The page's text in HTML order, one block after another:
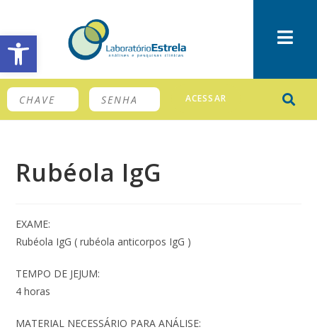
Barra de Ferramentas Aberta
ACESSAR
Rubéola IgG
EXAME:
Rubéola IgG ( rubéola anticorpos IgG )
TEMPO DE JEJUM:
4 horas
MATERIAL NECESSÁRIO PARA ANÁLISE: